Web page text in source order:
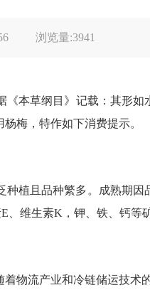
浏览量:3941
本草纲目》记载：其形
梅，特作如下消费提示。
植且品种繁多。成熟期
维生素K，钾、铁、钙等
物流产业和冷链储运技术